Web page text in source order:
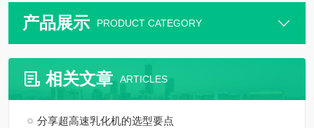
产品展示 PRODUCT CATEGORY
相关文章 ARTICLES
分享超高速乳化机的选型要点